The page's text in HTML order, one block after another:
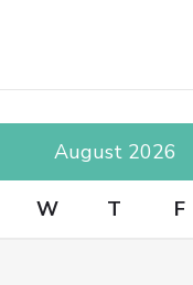
August 2026
W T F